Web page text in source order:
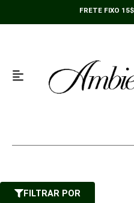
FRETE FIXO
FILTRAR POR